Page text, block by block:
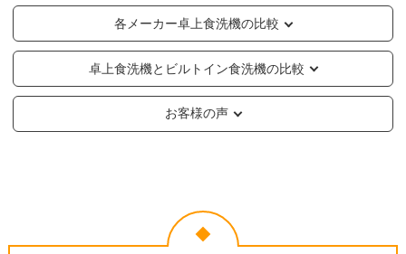
各メーカー卓上食洗機の比較
卓上食洗機とビルトイン食洗機の比較
お客様の声